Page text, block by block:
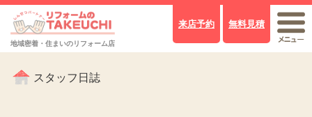
地域密着・住まいのリフォーム店
来店予約 無料見積
スタッフ日誌